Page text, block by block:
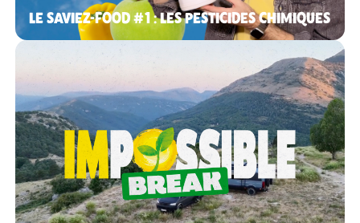
LE SAVIEZ-FOOD #1 : LES PESTICIDES CHIMIQUES